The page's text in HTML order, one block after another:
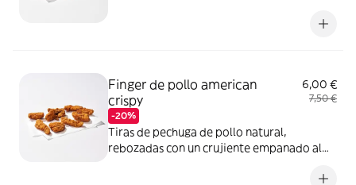
Finger de pollo american
crispy
-20%
6,00 €
7,50 €
Tiras de pechuga de pollo natural,
rebozadas con un crujiente empanado al